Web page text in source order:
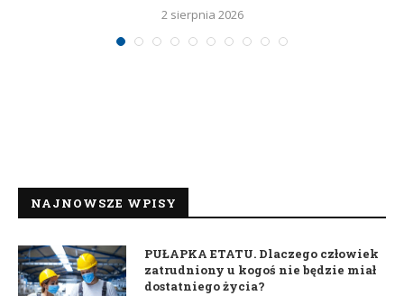
2 sierpnia 2026
NAJNOWSZE WPISY
PUŁAPKA ETATU. Dlaczego człowiek
zatrudniony u kogoś nie będzie miał
dostatniego życia?